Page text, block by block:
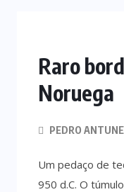
Raro
Noruega
PEDRO
Um pedaço de
950 d.C. O